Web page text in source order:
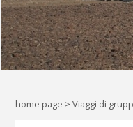
Oltre le
Liberi di
home page > Viaggi di